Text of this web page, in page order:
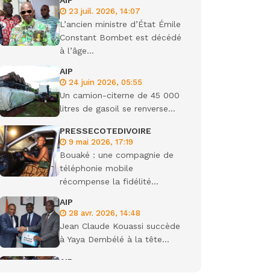
23 juil. 2026, 14:07
L’ancien ministre d’État Émile
Constant Bombet est décédé
à l’âge...
AIP
24 juin 2026, 05:55
Un camion-citerne de 45 000
litres de gasoil se renverse...
PRESSECOTEDIVOIRE
9 mai 2026, 17:19
Bouaké : une compagnie de
téléphonie mobile
récompense la fidélité...
AIP
28 avr. 2026, 14:48
Jean Claude Kouassi succède
à Yaya Dembélé à la tête...
AIP